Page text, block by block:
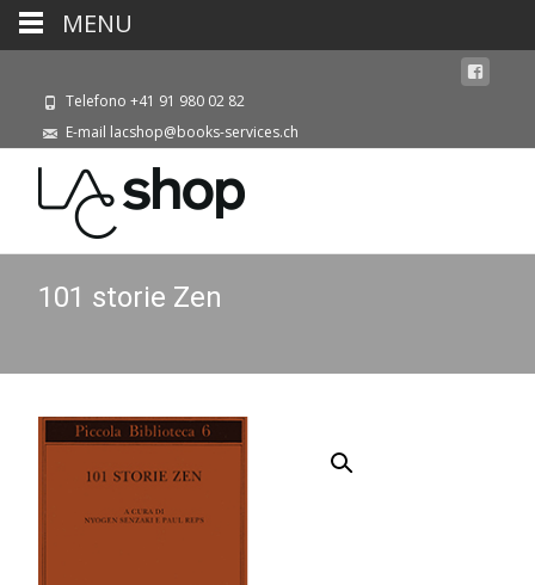
Telefono +41 91 980 02 82
E-mail lacshop@books-services.ch
101 storie Zen
MENU